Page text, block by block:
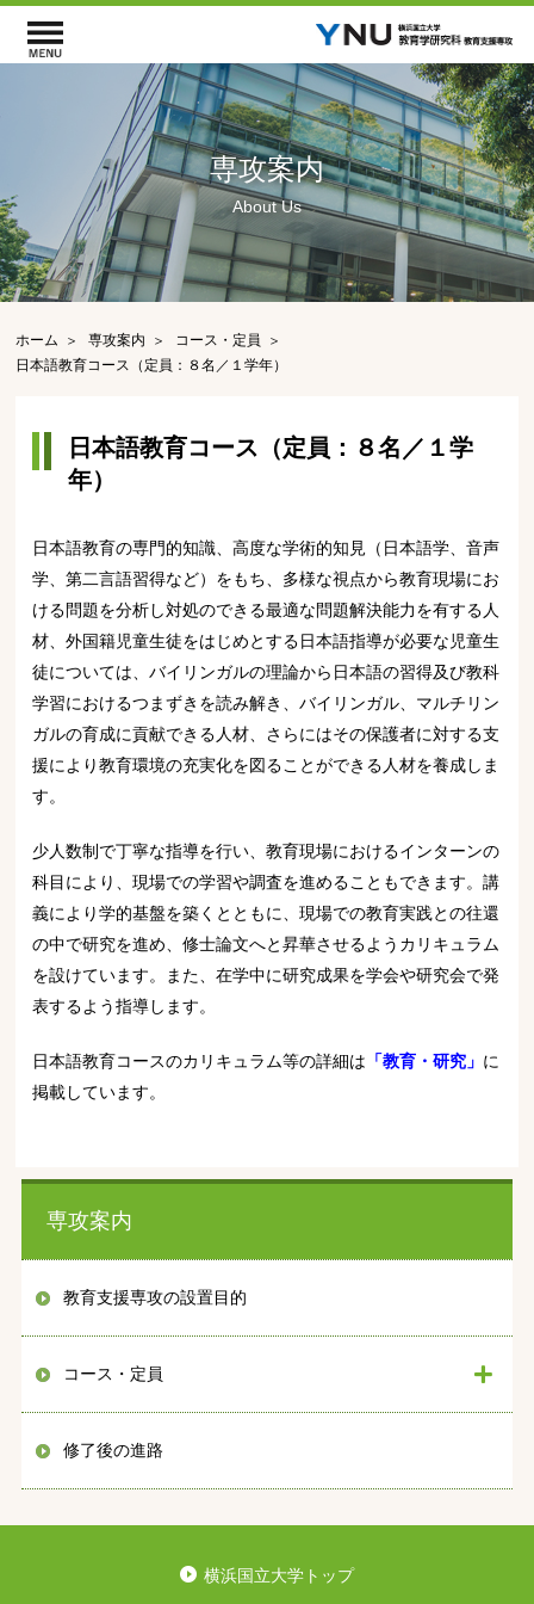
専攻案内
About Us
ホーム 専攻案内
コース・定員
日本語教育コース（定員：８名／１学年）
日本語教育コース（定員：８名／１学
年）
日本語教育の専門的知識、高度な学術的知見（日本語学、音声
学、第二言語習得など）をもち、多様な視点から教育現場にお
ける問題を分析し対処のできる最適な問題解決能力を有する人
材、外国籍児童生徒をはじめとする日本語指導が必要な児童生
徒については、バイリンガルの理論から日本語の習得及び教科
学習におけるつまずきを読み解き、バイリンガル、マルチリン
ガルの育成に貢献できる人材、さらにはその保護者に対する支
援により教育環境の充実化を図ることができる人材を養成しま
す。
少人数制で丁寧な指導を行い、教育現場におけるインターンの
科目により、現場での学習や調査を進めることもできます。講
義により学的基盤を築くとともに、現場での教育実践との往還
の中で研究を進め、修士論文へと昇華させるようカリキュラム
を設けています。また、在学中に研究成果を学会や研究会で発
表するよう指導します。
日本語教育コースのカリキュラム等の詳細は 「教育・研究」 に
掲載しています。
専攻案内
教育支援専攻の設置目的
コース・定員
修了後の進路
横浜国立大学トップ